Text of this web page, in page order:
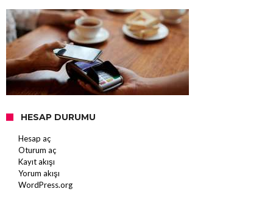
HESAP DURUMU
Hesap aç
Oturum aç
Kayıt akışı
Yorum akışı
WordPress.org